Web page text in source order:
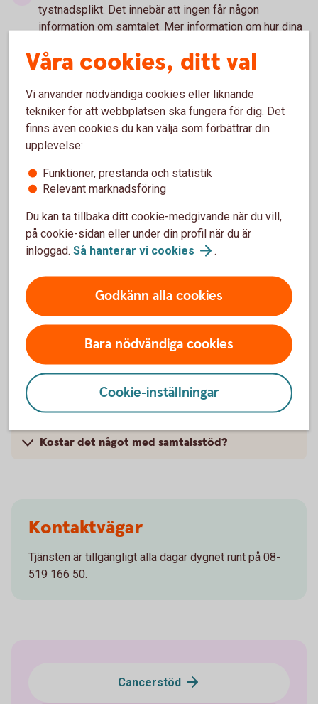
tystnadsplikt. Det innebär att ingen får någon
information om samtalet. Mer information om hur dina
integritetspolicyn(falcksverige.se)
Tjänsten är
kostnadsfri
Vanliga frågor och svar
Vad är samtalsstöd?
Kostar det något med samtalsstöd?
Kontaktvägar
Tjänsten är tillgängligt alla dagar dygnet runt på 08-
519 166 50.
Cancerstöd
Våra cookies, ditt val
Vi använder nödvändiga cookies eller liknande
tekniker för att webbplatsen ska fungera för dig. Det
finns även cookies du kan välja som förbättrar din
upplevelse:
Funktioner, prestanda och statistik
Relevant marknadsföring
Du kan ta tillbaka ditt cookie-medgivande när du vill,
på cookie-sidan eller under din profil när du är
inloggad. Så hanterar vi cookies .
Godkänn alla cookies
Bara nödvändiga cookies
Cookie-inställningar